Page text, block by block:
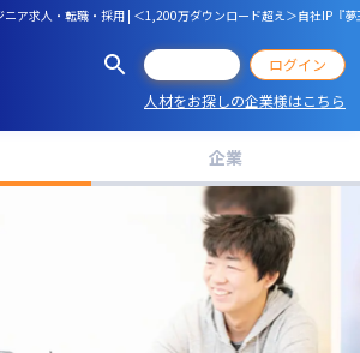
ア求人・転職・採用 | ＜1,200万ダウンロード超え＞自社IP『
ログイン
人材をお探しの企業様はこちら
企業